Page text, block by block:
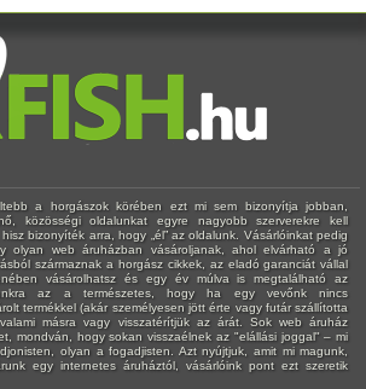
a horgászok körében ezt mi sem bizonyítja jobban,
közösségi oldalunkat egyre nagyobb szerverekre kell
bizonyíték arra, hogy „él” az oldalunk. Vásárlóinkat pedig
olyan web áruházban vásároljanak, ahol elvárható a jó
származnak a horgász cikkek, az eladó garanciát vállal
vásárolhatsz és egy év múlva is megtalálható az
az a természetes, hogy ha egy vevőnk nincs
termékkel (akár személyesen jött érte vagy futár szállította
másra vagy visszatérítjük az árát. Sok web áruház
mondván, hogy sokan visszaélnek az "elállási joggal" – mi
olyan a fogadjisten. Azt nyújtjuk, amit mi magunk,
egy internetes áruháztól, vásárlóink pont ezt szeretik